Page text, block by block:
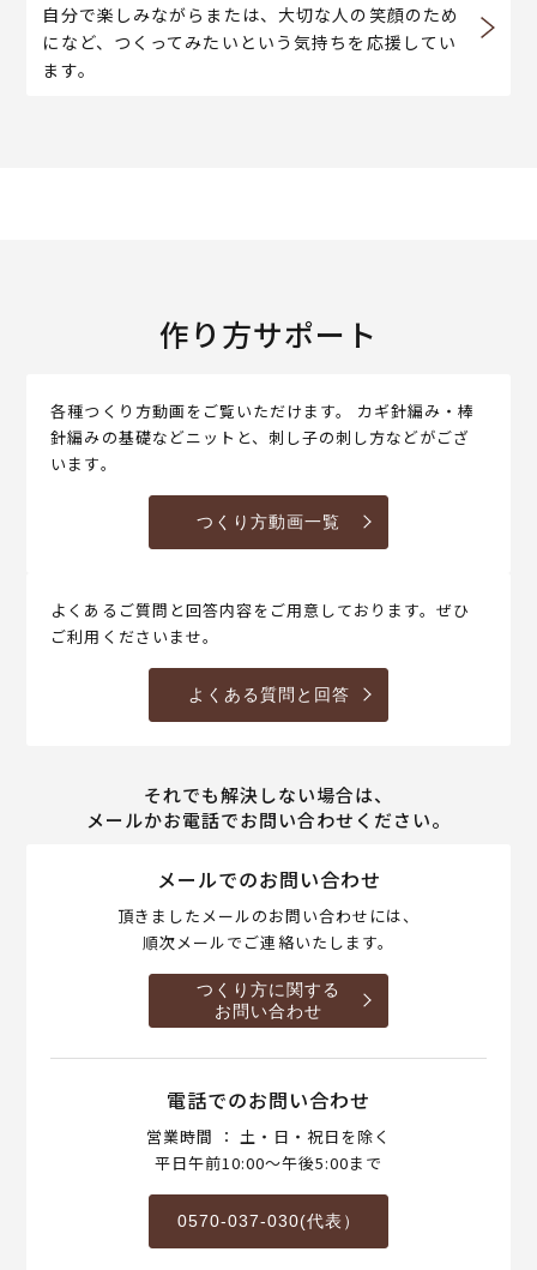
自分で楽しみながらまたは、大切な人の笑顔のため
になど、つくってみたいという気持ちを応援してい
ます。
作り方サポート
各種つくり方動画をご覧いただけます。 カギ針編み・棒
針編みの基礎などニットと、刺し子の刺し方などがござ
います。
つくり方動画一覧
よくあるご質問と回答内容をご用意しております。ぜひ
ご利用くださいませ。
よくある質問と回答
それでも解決しない場合は、
メールかお電話でお問い合わせください。
メールでのお問い合わせ
頂きましたメールのお問い合わせには、
順次メールでご連絡いたします。
つくり方に関する
お問い合わせ
電話でのお問い合わせ
営業時間 ： 土・日・祝日を除く
平日午前10:00～午後5:00まで
0570-037-030(代表）